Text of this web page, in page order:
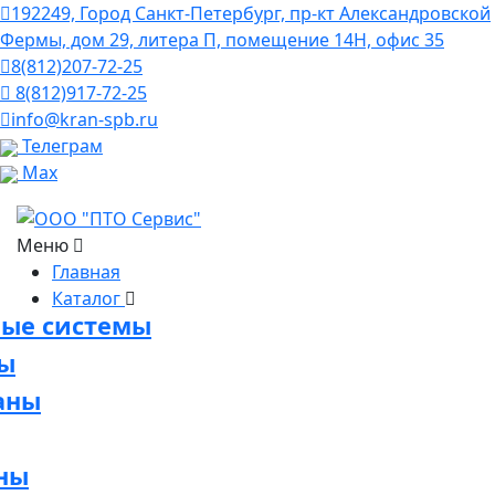
192249, Город Санкт-Петербург, пр-кт Александровской
Фермы, дом 29, литера П, помещение 14Н, офис 35
8(812)207-72-25
8(812)917-72-25
info@kran-spb.ru
Телеграм
Max
Меню
Главная
Каталог
системы